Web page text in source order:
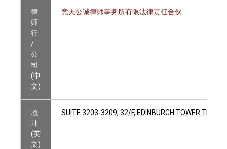
律
师
行
/
公
司
(中
文)
竞天公诚律师事务所有限法律责任合伙
地
址
(英
文)
SUITE 3203-3209, 32/F, EDINBURGH TOWER THE